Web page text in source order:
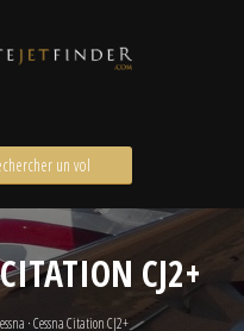
un vol
CJ2+
· Cessna Citation CJ2+